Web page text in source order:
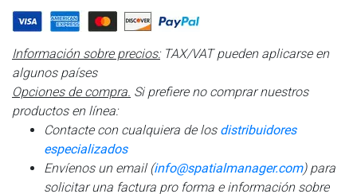
Información sobre precios:TAX/VAT pueden aplicarse en
algunos países
Opciones de compra. Si prefiere no comprar nuestros
productos en línea:
Contacte con cualquiera de los distribuidores
especializados
Envíenos un email (info@spatialmanager.com) para
solicitar una factura pro forma e información sobre